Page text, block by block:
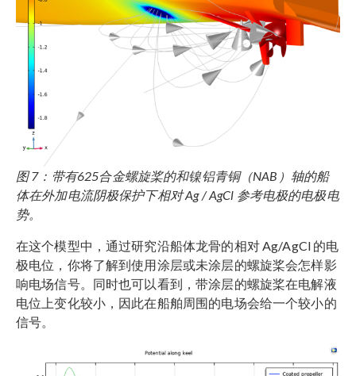
图 7：带有625合金螺旋桨的和镍铝青铜（NAB）轴的船
体在外加电流阴极保护下相对 Ag / AgCl 参考电极的电极电
势。
在这个模型中，通过研究沿船体龙骨的相对 Ag/AgCl 的电
极电位，你将了解到使用涂层或未涂层的螺旋桨会怎样影
响电场信号。同时也可以看到，带涂层的螺旋桨在电解液
电位上变化较小，因此在船舶周围的电场会给一个较小的
信号。